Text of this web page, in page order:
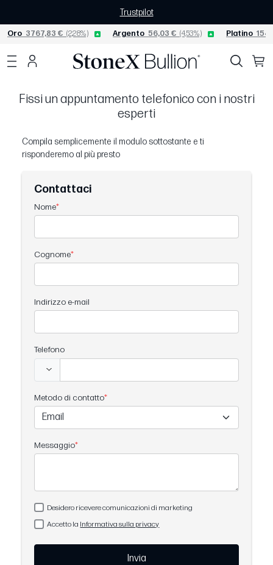
Trustpilot
Oro 3767,83 € (2,28%) Argento 56,03 € (4,53%) Platino
Fissi un appuntamento telefonico con i nostri
esperti
Compila semplicemente il modulo sottostante e ti
risponderemo al più presto
Contattaci
Nome
Cognome
Indirizzo e-mail
Telefono
Metodo di contatto
Messaggio
Desidero ricevere comunicazioni di marketing
Accetto la Informativa sulla privacy
Invia